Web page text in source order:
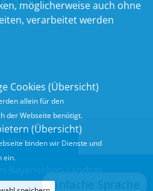
SITEMAP
Bayerischen Landtag
möglicherweise auch ohne
verarbeitet werden
Cookies (Übersicht)
allein für den
der Webseite benötigt.
(Übersicht)
binden wir Dienste und
ein.